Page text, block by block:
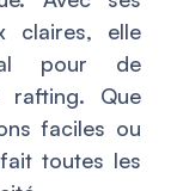
claires, elle
pour de
rafting. Que
faciles ou
toutes les